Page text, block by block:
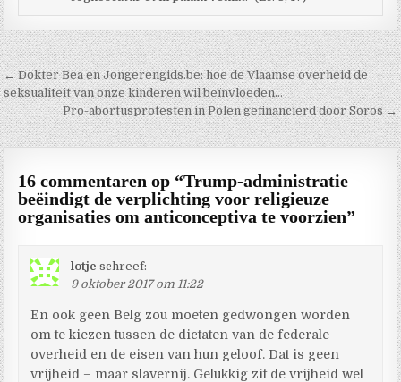
Berichtnavigatie
← Dokter Bea en Jongerengids.be: hoe de Vlaamse overheid de
seksualiteit van onze kinderen wil beïnvloeden…
Pro-abortusprotesten in Polen gefinancierd door Soros →
16 commentaren op “Trump-administratie
beëindigt de verplichting voor religieuze
organisaties om anticonceptiva te voorzien”
lotje schreef:
9 oktober 2017 om 11:22
En ook geen Belg zou moeten gedwongen worden
om te kiezen tussen de dictaten van de federale
overheid en de eisen van hun geloof. Dat is geen
vrijheid – maar slavernij. Gelukkig zit de vrijheid wel